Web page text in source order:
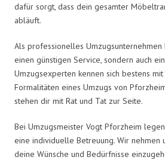
dafür sorgt, dass dein gesamter
abläuft.
Als professionelles
einen günstigen Service, sondern auch
Umzugsexperten kennen sich bestens
Formalitäten eines Umzugs von
stehen dir mit Rat und Tat zur Seite.
Bei Umzugsmeister Vogt Pforzheim
eine individuelle Betreuung. Wir nehmen
deine Wünsche und Bedürfnisse